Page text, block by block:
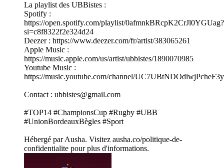
La playlist des UBBistes :
Spotify :
https://open.spotify.com/playlist/0afmnkBRcpK2CrJl0YGUag?
si=c8f8322f2e324d24
Deezer : https://www.deezer.com/fr/artist/383065261
Apple Music :
https://music.apple.com/us/artist/ubbistes/1890070985
Youtube Music :
https://music.youtube.com/channel/
Contact : ubbistes@gmail.com
#TOP14 #ChampionsCup #Rugby #UBB
#UnionBordeauxBègles #Sport
Hébergé par Ausha. Visitez ausha.co/politique-de-
confidentialite pour plus d'informations.